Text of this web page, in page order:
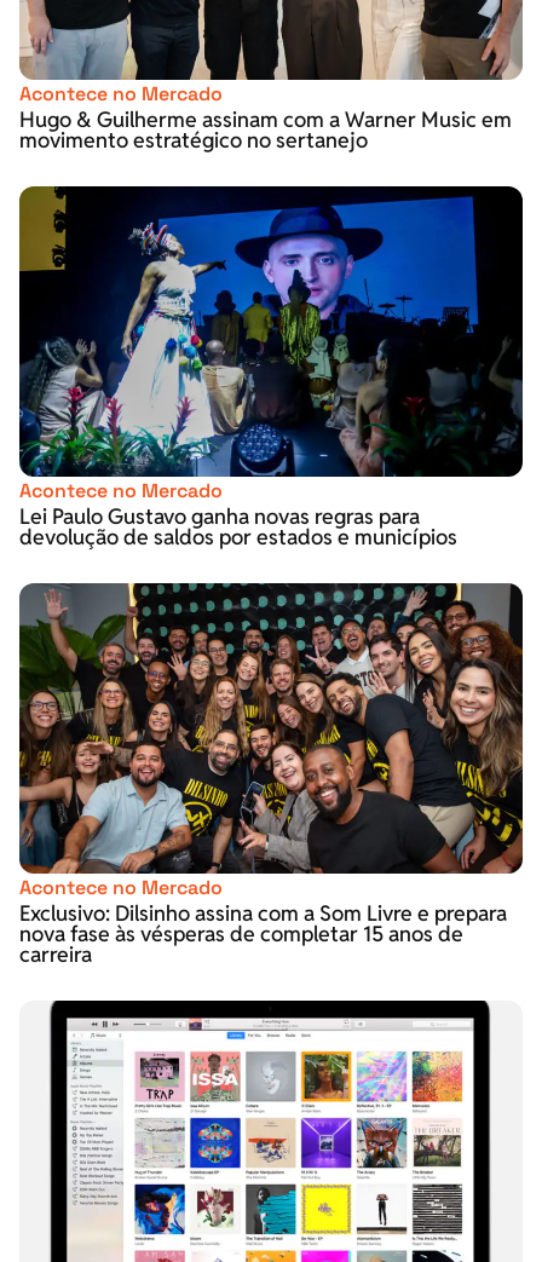
Acontece no Mercado
Hugo & Guilherme assinam com a Warner Music em
movimento estratégico no sertanejo
Acontece no Mercado
Lei Paulo Gustavo ganha novas regras para
devolução de saldos por estados e municípios
Acontece no Mercado
Exclusivo: Dilsinho assina com a Som Livre e prepara
nova fase às vésperas de completar 15 anos de
carreira